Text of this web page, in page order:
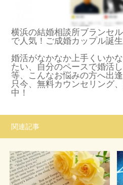
横浜の結婚相談所ブランセ
で人気！ご成婚カップル誕生
婚活がなかなか上手くいか
たい、自分のペースで婚活
等、こんなお悩みの方へ出
只今、無料カウンセリング
中！
関連記事